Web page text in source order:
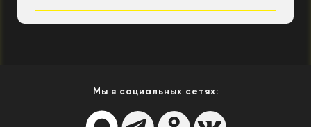
Мы в социальных сетях: